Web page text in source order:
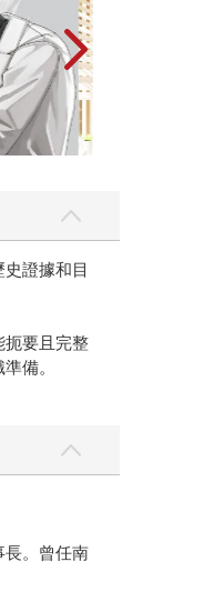
證據和目
扼要且完整
備。
長。曾任南